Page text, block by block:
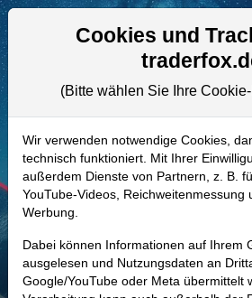
857127 | GHM–
Corporation Aktie
Realtime-Aktienkurs:
- - -
-
Marktkapitalisierung
Cookies und
(Bitte wählen Sie Ihre
Wir verwenden notwendige Cookies,
technisch funktioniert. Mit Ihrer
außerdem Dienste von Partnern, z. B.
YouTube-Videos, Reichweitenmessung
Werbung.
Dabei können Informationen auf Ihrem
ausgelesen und Nutzungsdaten an
Google/YouTube oder Meta übermittelt